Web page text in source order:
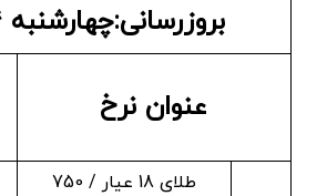
بروزرسانی:چهارشنبه ۴ تیر
عنوان نرخ
طلای 18 عیار / 750